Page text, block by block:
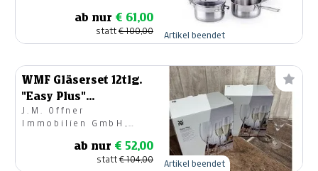
ab nur € 61,00
statt€ 100,00 Artikel beendet
WMF Gläserset 12tlg.
"Easy Plus"
Champagner
J.M. Offner
Immobilien GmbH,
ab nur € 52,00
statt€ 104,00 Artikel beendet